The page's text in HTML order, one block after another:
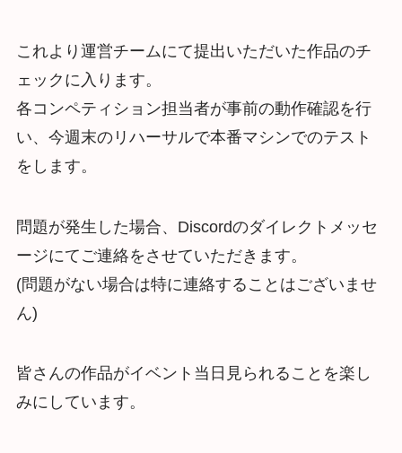
これより運営チームにて提出いただいた作品のチ
ェックに入ります。
各コンペティション担当者が事前の動作確認を行
い、今週末のリハーサルで本番マシンでのテスト
をします。
問題が発生した場合、Discordのダイレクトメッセ
ージにてご連絡をさせていただきます。
(問題がない場合は特に連絡することはございませ
ん)
皆さんの作品がイベント当日見られることを楽し
みにしています。